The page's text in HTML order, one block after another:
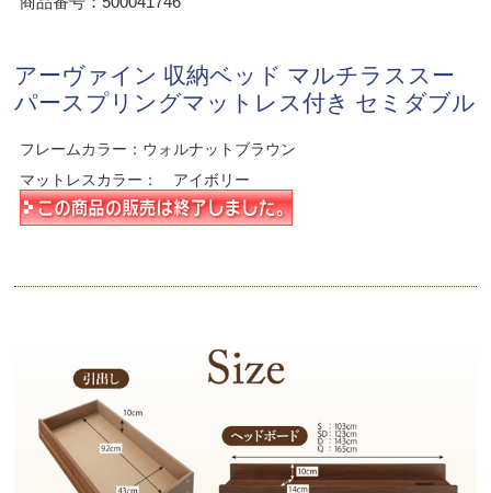
アーヴァイン 収納ベッド マルチラススー
パースプリングマットレス付き セミダブル
フレームカラー：ウォルナットブラウン
マットレスカラー： アイボリー